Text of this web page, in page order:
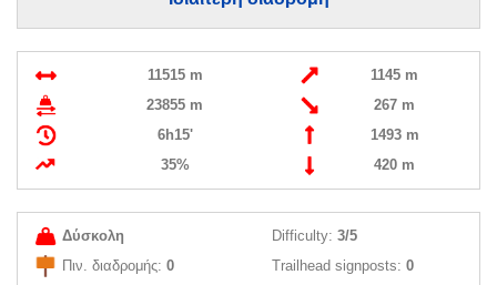
11515 m
1145 m
23855 m
267 m
6h15'
1493 m
35%
420 m
Δύσκολη Difficulty: 3/5
Πιν. διαδρομής: 0 Trailhead signposts: 0